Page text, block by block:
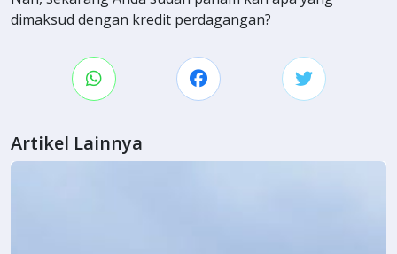
dimaksud dengan kredit perdagangan?
Artikel Lainnya